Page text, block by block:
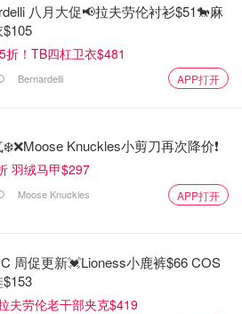
八月大促📢拉夫劳伦衬衫$51🐎麻
折！TB四杠卫衣$481
Bernardelli APP打开
Knuckles小剪刀再次降价❗️
羽绒马甲$297
Moose Knuckles APP打开
周促更新💓Lioness小鹿裤$66 COS
夫劳伦老干部夹克$419